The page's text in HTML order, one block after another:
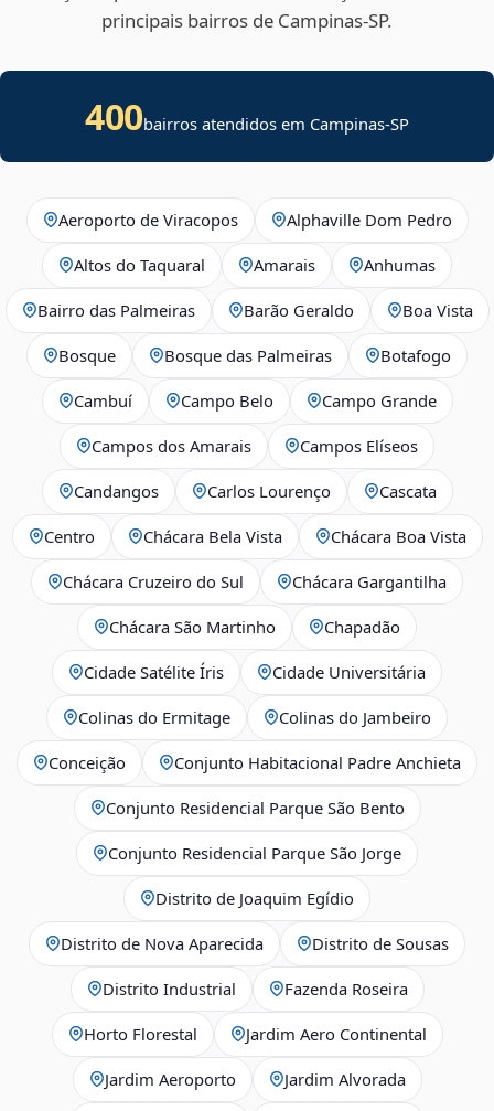
principais bairros de Campinas‑SP.
400bairros atendidos em Campinas-SP
Aeroporto de Viracopos Alphaville Dom Pedro
Altos do Taquaral Amarais Anhumas
Bairro das Palmeiras Barão Geraldo Boa Vista
Bosque Bosque das Palmeiras Botafogo
Cambuí Campo Belo Campo Grande
Campos dos Amarais Campos Elíseos
Candangos Carlos Lourenço Cascata
Centro Chácara Bela Vista Chácara Boa Vista
Chácara Cruzeiro do Sul Chácara Gargantilha
Chácara São Martinho Chapadão
Cidade Satélite Íris Cidade Universitária
Colinas do Ermitage Colinas do Jambeiro
Conceição Conjunto Habitacional Padre Anchieta
Conjunto Residencial Parque São Bento
Conjunto Residencial Parque São Jorge
Distrito de Joaquim Egídio
Distrito de Nova Aparecida Distrito de Sousas
Distrito Industrial Fazenda Roseira
Horto Florestal Jardim Aero Continental
Jardim Aeroporto Jardim Alvorada